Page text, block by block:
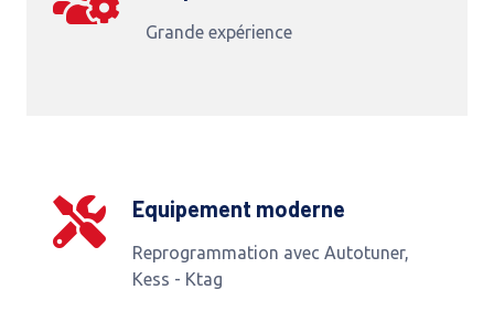
Grande expérience
Equipement moderne
Reprogrammation avec Autotuner,
Kess - Ktag